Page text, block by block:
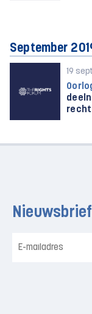
September
19
recht
mailadres